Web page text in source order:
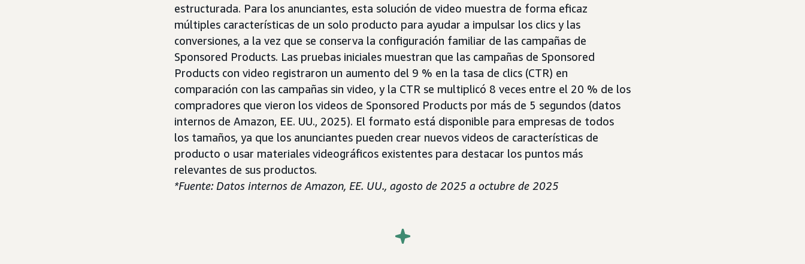
estructurada. Para los anunciantes, esta solución de video muestra de forma eficaz
múltiples características de un solo producto para ayudar a impulsar los clics y las
conversiones, a la vez que se conserva la configuración familiar de las campañas de
Sponsored Products. Las pruebas iniciales muestran que las campañas de Sponsored
Products con video registraron un aumento del 9 % en la tasa de clics (CTR) en
comparación con las campañas sin video, y la CTR se multiplicó 8 veces entre el 20 % de los
compradores que vieron los videos de Sponsored Products por más de 5 segundos (datos
internos de Amazon, EE. UU., 2025). El formato está disponible para empresas de todos
los tamaños, ya que los anunciantes pueden crear nuevos videos de características de
producto o usar materiales videográficos existentes para destacar los puntos más
relevantes de sus productos.
*Fuente: Datos internos de Amazon, EE. UU., agosto de 2025 a octubre de 2025